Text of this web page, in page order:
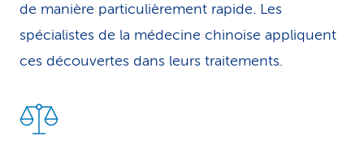
de manière particulièrement rapide. Les
spécialistes de la médecine chinoise appliquent
ces découvertes dans leurs traitements.